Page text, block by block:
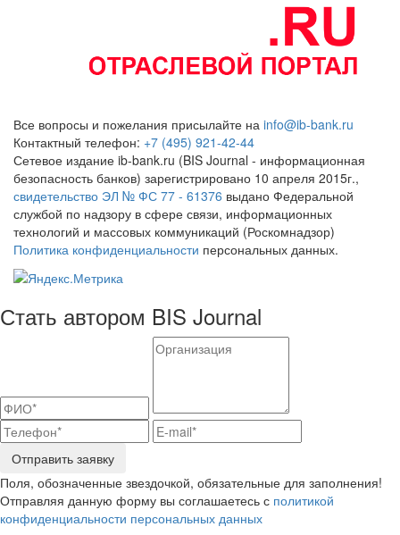
Все вопросы и пожелания присылайте на info@ib-bank.ru
Контактный телефон: +7 (495) 921-42-44
Сетевое издание ib-bank.ru (BIS Journal - информационная
безопасность банков) зарегистрировано 10 апреля 2015г.,
свидетельство ЭЛ № ФС 77 - 61376 выдано Федеральной
службой по надзору в сфере связи, информационных
технологий и массовых коммуникаций (Роскомнадзор)
Политика конфиденциальности персональных данных.
Стать автором BIS Journal
Отправить заявку
Поля, обозначенные звездочкой, обязательные для заполнения!
Отправляя данную форму вы соглашаетесь с политикой
конфиденциальности персональных данных